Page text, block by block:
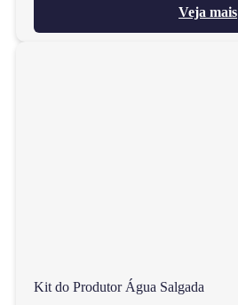
Veja mais
Kit do Produtor Água Salgada